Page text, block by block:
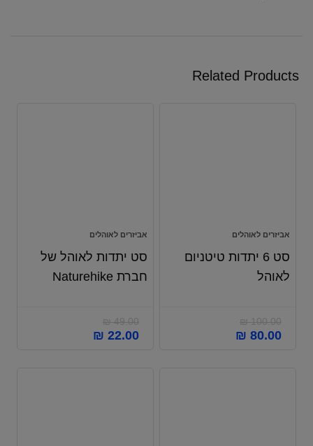
Related Products
אביזרים לאוהלים
סט 6 יתדות טיטניום
לאוהל
₪100.00
₪ 80.00
אביזרים לאוהלים
סט יתדות לאוהל של
חברת Naturehike
₪49.00
₪ 22.00